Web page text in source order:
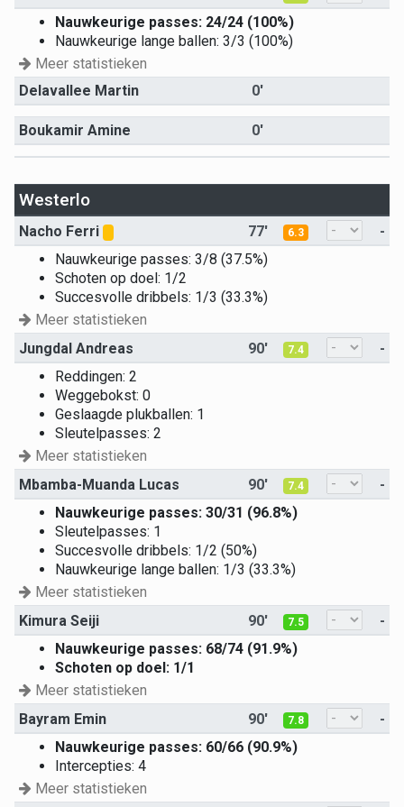
Nauwkeurige passes: 24/24 (100%)
Nauwkeurige lange ballen: 3/3 (100%)
Meer statistieken
Delavallee Martin
0'
Boukamir Amine 0'
Westerlo
Nacho Ferri 77' 6.3
-
Nauwkeurige passes: 3/8 (37.5%)
Schoten op doel: 1/2
Succesvolle dribbels: 1/3 (33.3%)
Meer statistieken
Jungdal Andreas
90' 7.4
-
Reddingen: 2
Weggebokst: 0
Geslaagde plukballen: 1
Sleutelpasses: 2
Meer statistieken
Mbamba-Muanda Lucas
90' 7.4
-
Nauwkeurige passes: 30/31 (96.8%)
Sleutelpasses: 1
Succesvolle dribbels: 1/2 (50%)
Nauwkeurige lange ballen: 1/3 (33.3%)
Meer statistieken
Kimura Seiji
90' 7.5
-
Nauwkeurige passes: 68/74 (91.9%)
Schoten op doel: 1/1
Meer statistieken
Bayram Emin
90' 7.8
-
Nauwkeurige passes: 60/66 (90.9%)
Intercepties: 4
Meer statistieken